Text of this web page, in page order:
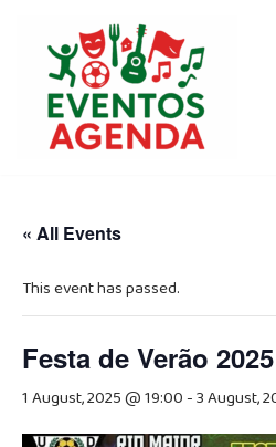
content
« All Events
This event has passed.
Festa de Verão
1 August, 2025 @ 19:00-3 August,